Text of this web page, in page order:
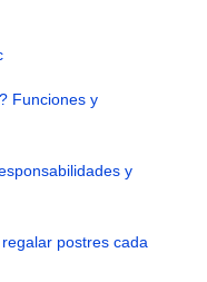
Funciones y
y
postres cada